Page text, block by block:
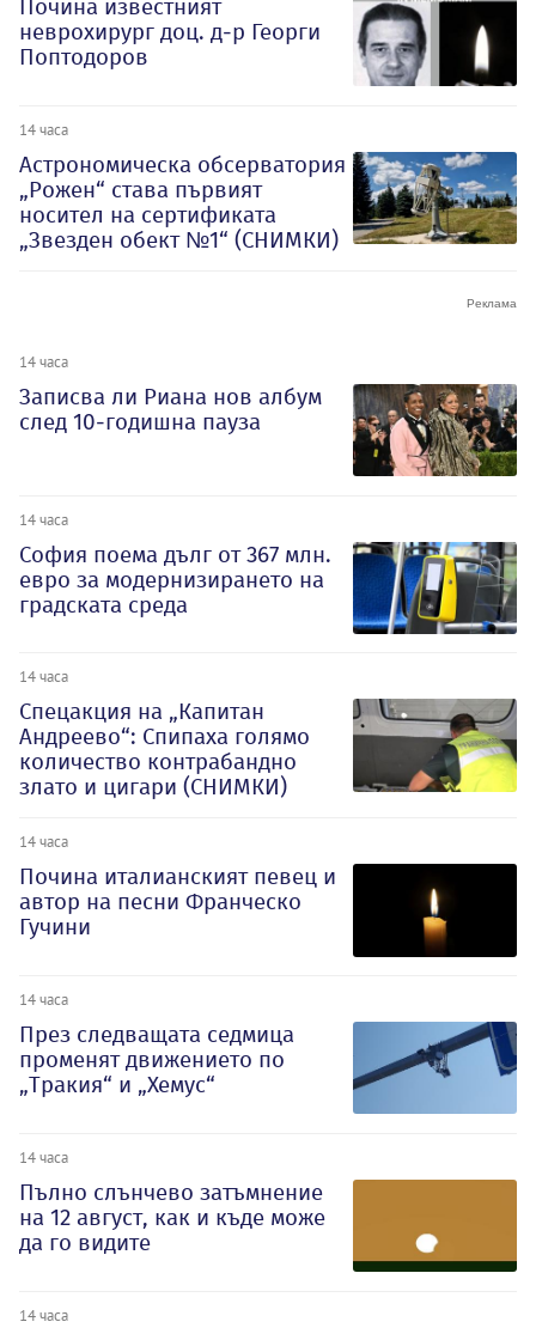
Почина известният
неврохирург доц. д-р Георги
Поптодоров
14 часа
Астрономическа обсерватория
„Рожен“ става първият
носител на сертификата
„Звезден обект №1“ (СНИМКИ)
14 часа
Записва ли Риана нов албум
след 10-годишна пауза
14 часа
София поема дълг от 367 млн.
евро за модернизирането на
градската среда
14 часа
Спецакция на „Капитан
Андреево“: Спипаха голямо
количество контрабандно
злато и цигари (СНИМКИ)
14 часа
Почина италианският певец и
автор на песни Франческо
Гучини
14 часа
През следващата седмица
променят движението по
„Тракия“ и „Хемус“
14 часа
Пълно слънчево затъмнение
на 12 август, как и къде може
да го видите
14 часа